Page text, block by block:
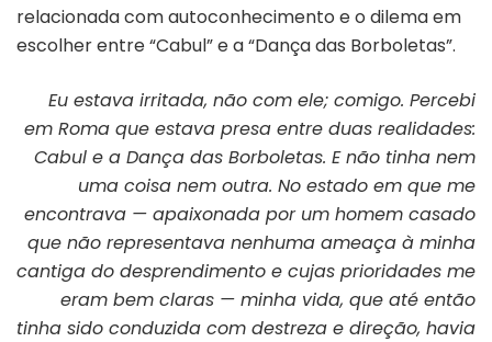
relacionada com autoconhecimento e o dilema em
escolher entre “Cabul” e a “Dança das Borboletas”.
Eu estava irritada, não com ele; comigo. Percebi
em Roma que estava presa entre duas realidades:
Cabul e a Dança das Borboletas. E não tinha nem
uma coisa nem outra. No estado em que me
encontrava — apaixonada por um homem casado
que não representava nenhuma ameaça à minha
cantiga do desprendimento e cujas prioridades me
eram bem claras — minha vida, que até então
tinha sido conduzida com destreza e direção, havia